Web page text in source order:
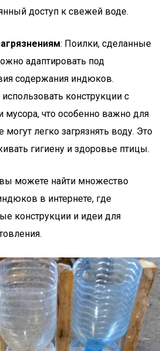
доступ к свежей воде.
: Поилки, сделанные
адаптировать под
содержания индюков.
конструкции с
мусора, что особенно важно для
легко загрязнять воду. Это
гигиену и здоровье птицы.
можете найти множество
в интернете, где
конструкции и идеи для